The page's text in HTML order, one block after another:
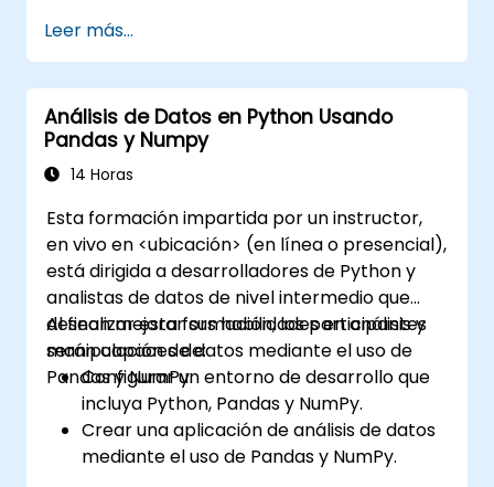
Leer más...
Análisis de Datos en Python Usando
Pandas y Numpy
14 Horas
Esta formación impartida por un instructor,
en vivo en <ubicación> (en línea o presencial),
está dirigida a desarrolladores de Python y
analistas de datos de nivel intermedio que
desean mejorar sus habilidades en análisis y
manipulación de datos mediante el uso de
Pandas y NumPy.
Al finalizar esta formación, los participantes
serán capaces de:
Configurar un entorno de desarrollo que
incluya Python, Pandas y NumPy.
Crear una aplicación de análisis de datos
mediante el uso de Pandas y NumPy.